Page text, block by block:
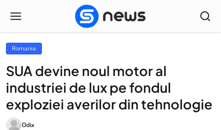
Romania
SUA devine noul motor al
industriei de lux pe fondul
exploziei averilor din tehnologie
Odix